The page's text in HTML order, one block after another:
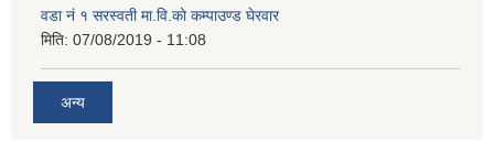
वडा नं १ सरस्वती मा.वि.काे कम्पाउण्ड घेरवार
मिति: 07/08/2019 - 11:08
अन्य